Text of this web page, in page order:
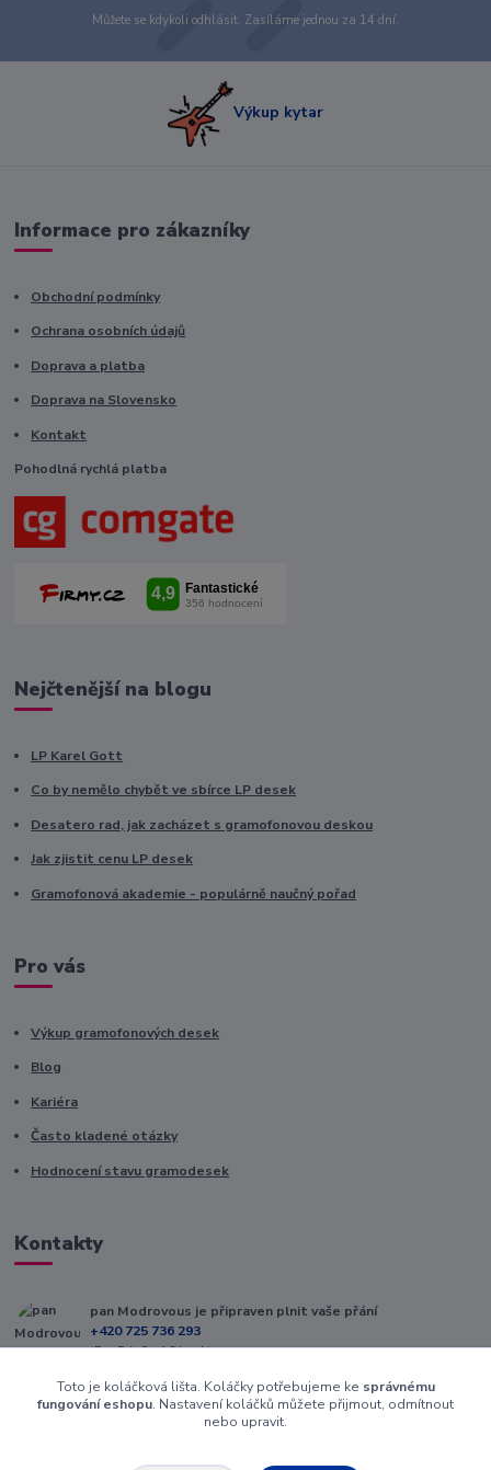
Můžete se kdykoli odhlásit. Zasíláme jednou za 14 dní.
Výkup kytar
Informace pro zákazníky
Obchodní podmínky
Ochrana osobních údajů
Doprava a platba
Doprava na Slovensko
Kontakt
Pohodlná rychlá platba
Nejčtenější na blogu
LP Karel Gott
Co by nemělo chybět ve sbírce LP desek
Desatero rad, jak zacházet s gramofonovou deskou
Jak zjistit cenu LP desek
Gramofonová akademie - populárně naučný pořad
Pro vás
Výkup gramofonových desek
Blog
Kariéra
Často kladené otázky
Hodnocení stavu gramodesek
Kontakty
pan Modrovous je připraven plnit vaše přání
+420 725 736 293
(Po-Pá, 8 - 16 hod.)
info@modrovous.cz
Toto je koláčková lišta. Koláčky potřebujeme ke správnému
fungování eshopu. Nastavení koláčků můžete přijmout, odmítnout
nebo upravit.